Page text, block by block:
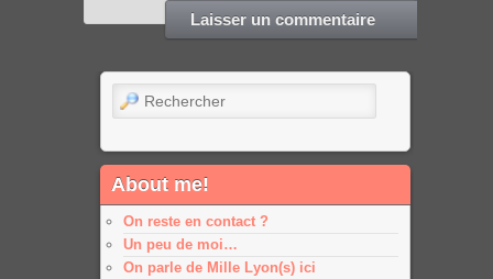
Rechercher
About me!
On reste en contact ?
Un peu de moi…
On parle de Mille Lyon(s) ici